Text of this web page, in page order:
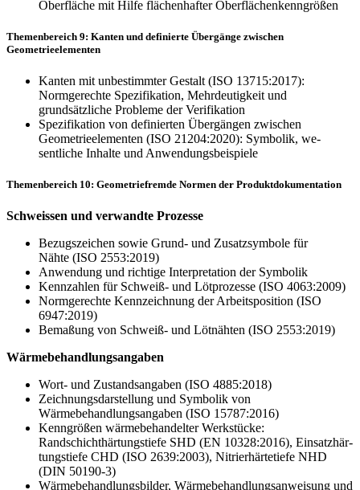
Oberfläche mit Hilfe flächenhafter Oberflächenkenngrößen
Themenbereich 9: Kanten und definierte Übergänge zwischen
Geometrieelementen
Kanten mit unbestimmter Gestalt (ISO 13715:2017):
Normgerechte Spezifikation, Mehrdeutigkeit und
grundsätzliche Probleme der Verifikation
Spezifikation von definierten Übergängen zwischen
Geometrieelementen (ISO 21204:2020): Symbolik, we­
sentliche Inhalte und Anwendungsbeispiele
Themenbereich 10: Geometriefremde Normen der Produktdokumentation
Schweissen und verwandte Prozesse
Bezugszeichen sowie Grund- und Zusatzsymbole für
Nähte (ISO 2553:2019)
Anwendung und richtige Interpretation der Symbolik
Kennzahlen für Schweiß- und Lötprozesse (ISO 4063:2009)
Normgerechte Kennzeichnung der Arbeitsposition (ISO
6947:2019)
Bemaßung von Schweiß- und Lötnähten (ISO 2553:2019)
Wärmebehandlungsangaben
Wort- und Zustandsangaben (ISO 4885:2018)
Zeichnungsdarstellung und Symbolik von
Wärmebehandlungsangaben (ISO 15787:2016)
Kenngrößen wärmebehandelter Werkstücke:
Randschichthärtungstiefe SHD (EN 10328:2016), Ein­satzhär­
tungstiefe CHD (ISO 2639:2003), Nitrierhärtetiefe NHD
(DIN 50190-3)
Wärmebehandlungsbilder, Wärmebehandlungsanweisung und